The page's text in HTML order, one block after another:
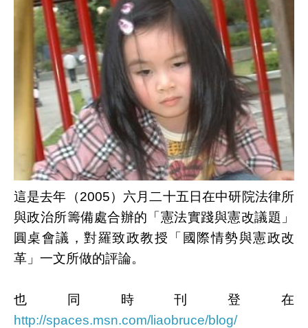
這是去年（2005）六月二十五日在中研院法律所
與政治所籌備處合辦的「憲法實踐與憲改議題」
圓桌會議，對羅致政教授「國際情勢與憲政改
革」一文所做的評論。
也同時刊登在
http://spaces.msn.com/liaobruce/blog/